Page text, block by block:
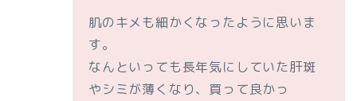
肌のキメも細かくなったように思いま
す。
なんといっても長年気にしていた肝斑
やシミが薄くなり、買って良かっ